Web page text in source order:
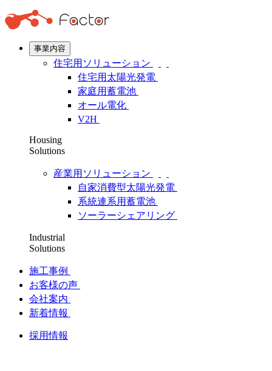
事業内容
住宅用ソリューション
住宅用太陽光発電
家庭用蓄電池
オール電化
V2H
Housing
Solutions
産業用ソリューション
自家消費型太陽光発電
系統連系用蓄電池
ソーラーシェアリング
Industrial
Solutions
施工事例
お客様の声
会社案内
新着情報
採用情報